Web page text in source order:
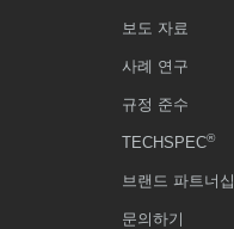
보도 자료
사례 연구
규정 준수
TECHSPEC®
브랜드 파트너십
문의하기